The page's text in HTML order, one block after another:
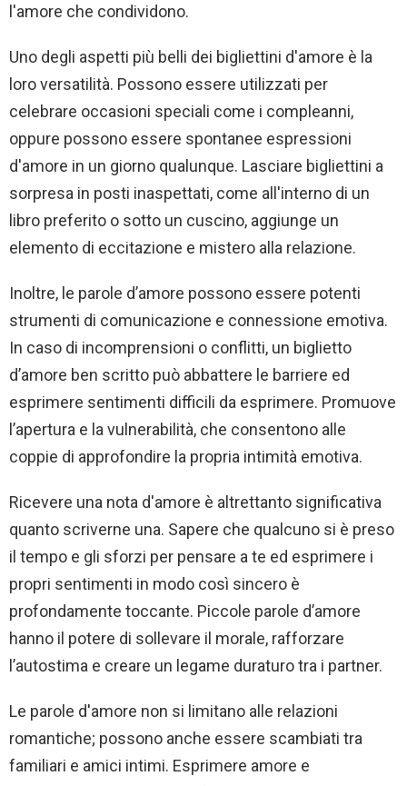
l'amore che condividono.
Uno degli aspetti più belli dei bigliettini d'amore è la
loro versatilità. Possono essere utilizzati per
celebrare occasioni speciali come i compleanni,
oppure possono essere spontanee espressioni
d'amore in un giorno qualunque. Lasciare bigliettini a
sorpresa in posti inaspettati, come all'interno di un
libro preferito o sotto un cuscino, aggiunge un
elemento di eccitazione e mistero alla relazione.
Inoltre, le parole d’amore possono essere potenti
strumenti di comunicazione e connessione emotiva.
In caso di incomprensioni o conflitti, un biglietto
d’amore ben scritto può abbattere le barriere ed
esprimere sentimenti difficili da esprimere. Promuove
l’apertura e la vulnerabilità, che consentono alle
coppie di approfondire la propria intimità emotiva.
Ricevere una nota d'amore è altrettanto significativa
quanto scriverne una. Sapere che qualcuno si è preso
il tempo e gli sforzi per pensare a te ed esprimere i
propri sentimenti in modo così sincero è
profondamente toccante. Piccole parole d’amore
hanno il potere di sollevare il morale, rafforzare
l’autostima e creare un legame duraturo tra i partner.
Le parole d'amore non si limitano alle relazioni
romantiche; possono anche essere scambiati tra
familiari e amici intimi. Esprimere amore e